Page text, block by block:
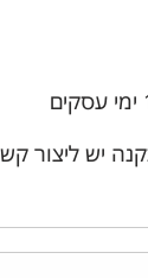
יש ליצור